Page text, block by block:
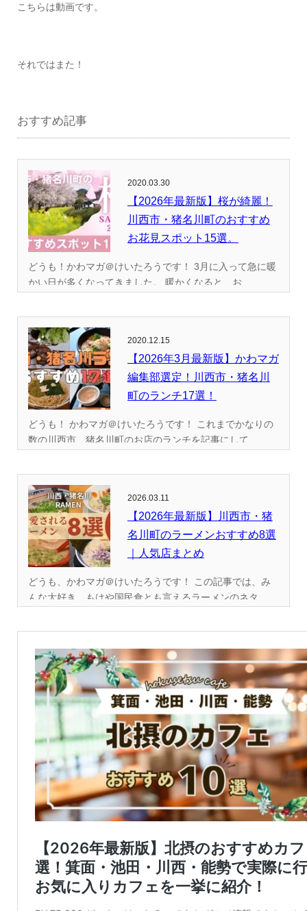
こちらは動画です。
それではまた！
おすすめ記事
2020.03.30
【2026年最新版】桜が綺麗！
川西市・猪名川町のおすすめ
お花見スポット15選。
どうも！かわマガ＠けいたろうです！ 3月に入って急に暖
かい日が多くなってきました。 暖かくなると、お...
2020.12.15
【2026年3月最新版】かわマガ
編集部選定！川西市・猪名川
町のランチ17選！
どうも！ かわマガ＠けいたろうです！ これまでかなりの
数の川西市、猪名川町のお店のランチを記事にして...
2026.03.11
【2026年最新版】川西市・猪
名川町のラーメンおすすめ8選
｜人気店まとめ
どうも、かわマガ＠けいたろうです！ この記事では、み
んな大好き、もはや国民食とも言えるラーメンのネタ...